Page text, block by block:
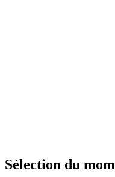
Sélection du